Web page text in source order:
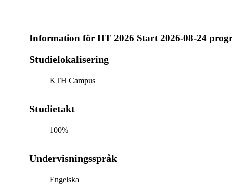
Information för HT 2026 Start 2026-08-24
Studielokalisering
KTH Campus
Studietakt
100%
Undervisningsspråk
Engelska